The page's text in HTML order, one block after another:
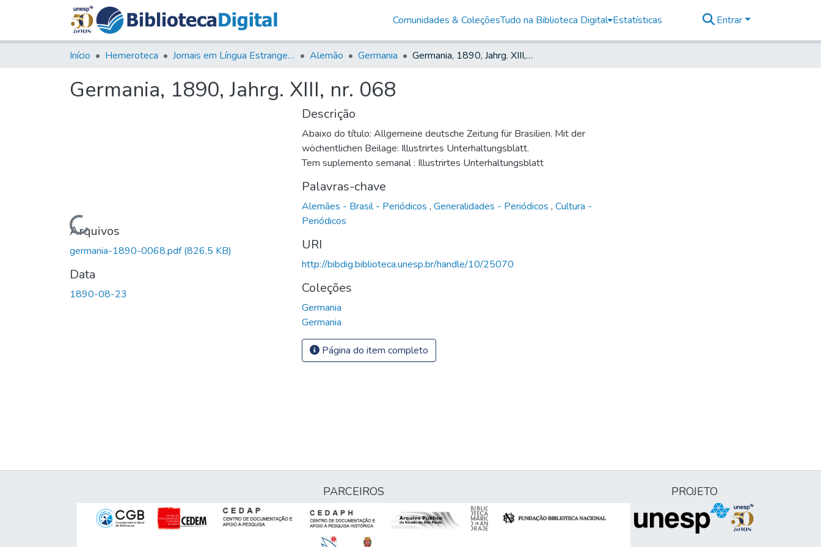
Comunidades & ColeçõesTudo na Biblioteca Digital Estatísticas Entrar
Início Hemeroteca Jornais em Língua Estrangeira Alemão Germania Germania, 1890, Jahrg. XIII, nr. 068
Germania, 1890, Jahrg. XIII, nr. 068
Carregando...
Arquivos
germania-1890-0068.pdf(826,5 KB)
Data
1890-08-23
Descrição
Abaixo do título: Allgemeine deutsche Zeitung für Brasilien. Mit der
wöchentlichen Beilage: Illustrirtes Unterhaltungsblatt.
Tem suplemento semanal : Illustrirtes Unterhaltungsblatt
Palavras-chave
Alemães - Brasil - Periódicos , Generalidades - Periódicos , Cultura -
Periódicos
URI
http://bibdig.biblioteca.unesp.br/handle/10/25070
Coleções
Germania
Germania
Página do item completo
PARCEIROS PROJETO